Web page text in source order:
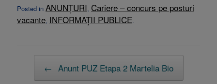
Posted in ANUNȚURI, Cariere – concurs pe posturi
vacante, INFORMAȚII PUBLICE.
← Anunt PUZ Etapa 2 Martelia Bio